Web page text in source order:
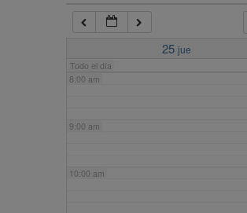
25 jue
Todo el día
7:00 am
8:00 am
9:00 am
10:00 am